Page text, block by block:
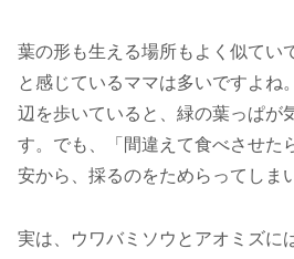
葉の形も生える場所もよく似てい
と感じているママは多いですよね
辺を歩いていると、緑の葉っぱが
す。でも、「間違えて食べさせた
安から、採るのをためらってしま
実は、ウワバミソウとアオミズに